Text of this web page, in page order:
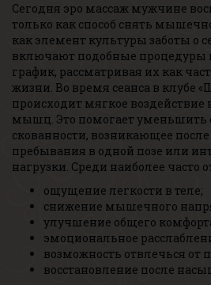
Сегодня эро массаж мужчине
только как способ снять
как элемент культуры заботы о
включают подобные процедуры
график, рассматривая их как
жизни. Во время сеанса в клубе
происходит мягкое
мышц. Это помогает
скованности, возникающее
пребывания в одной позе или
нагрузки. Среди наиболее часто
ощущение легкости в теле;
снижение мышечного
улучшение общего
эмоциональное
возможность отвлечься от
восстановление после